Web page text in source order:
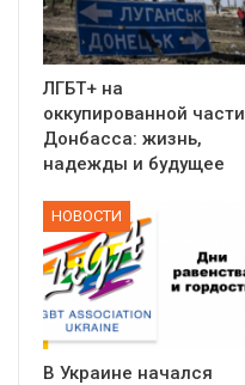
ЛГБТ+ на
оккупированной части
Донбасса: жизнь,
надежды и будущее
НОВОСТИ
В Украине начался